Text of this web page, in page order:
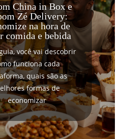
China in Box e
Zé Delivery:
na hora de
comida e bebida
você vai descobrir
funciona cada
quais são as
formas de
economizar